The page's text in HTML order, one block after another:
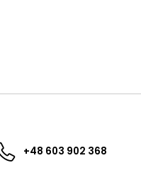
+48 603 902 368